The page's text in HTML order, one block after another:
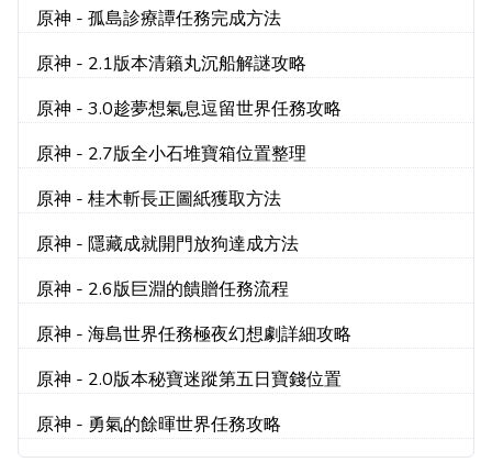
原神 - 孤島診療譚任務完成方法
原神 - 2.1版本清籟丸沉船解謎攻略
原神 - 3.0趁夢想氣息逗留世界任務攻略
原神 - 2.7版全小石堆寶箱位置整理
原神 - 桂木斬長正圖紙獲取方法
原神 - 隱藏成就開門放狗達成方法
原神 - 2.6版巨淵的饋贈任務流程
原神 - 海島世界任務極夜幻想劇詳細攻略
原神 - 2.0版本秘寶迷蹤第五日寶錢位置
原神 - 勇氣的餘暉世界任務攻略